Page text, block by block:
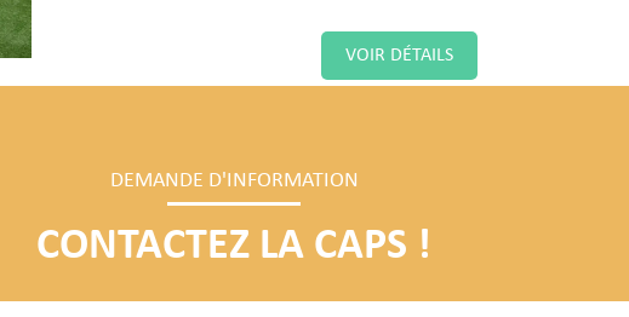
VOIR DÉTAILS
La Plaine Saint-Denis - Logement
de type 3 - 58m² - 260 000€
62 avenue George Sand
DEMANDE D'INFORMATION
CONTACTEZ LA CAPS !